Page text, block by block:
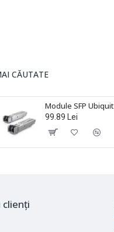
CĂUTATE
99.89 Lei
clienți